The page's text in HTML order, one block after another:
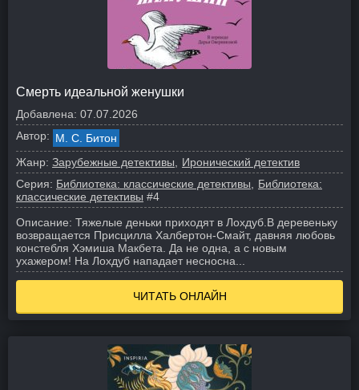
Смерть идеальной женушки
Добавлена: 07.07.2026
Автор: М. С. Битон
Жанр: Зарубежные детективы
Иронический детектив
Серия: Библиотека: классические детективы
Библиотека:
классические детективы #4
Описание: Тяжелые деньки приходят в Лохдуб. В деревеньку
возвращается Присцилла Халбертон-Смайт, давняя любовь
констебля Хэмиша Макбета. Да не одна, а с новым
ухажером! На Лохдуб нападает несносна...
ЧИТАТЬ ОНЛАЙН